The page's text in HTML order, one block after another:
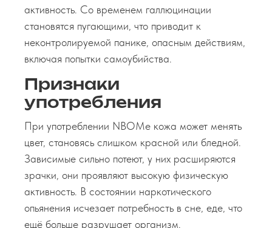
активность. Со временем галлюцинации
становятся пугающими, что приводит к
неконтролируемой панике, опасным действиям,
включая попытки самоубийства.
Признаки
употребления
При употреблении NBOMe кожа может менять
цвет, становясь слишком красной или бледной.
Зависимые сильно потеют, у них расширяются
зрачки, они проявляют высокую физическую
активность. В состоянии наркотического
опьянения исчезает потребность в сне, еде, что
ещё больше разрушает организм.